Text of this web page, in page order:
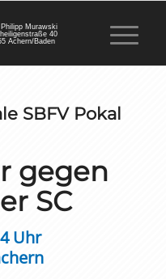
Philipp Murawski
40
Achern/Baden
SBFV Pokal
gegen
SC
Uhr